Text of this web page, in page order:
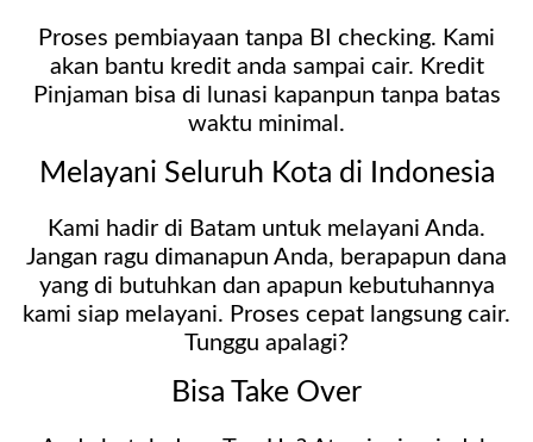
Proses pembiayaan tanpa BI checking. Kami
akan bantu kredit anda sampai cair. Kredit
Pinjaman bisa di lunasi kapanpun tanpa batas
waktu minimal.
Melayani Seluruh Kota di Indonesia
Kami hadir di Batam untuk melayani Anda.
Jangan ragu dimanapun Anda, berapapun dana
yang di butuhkan dan apapun kebutuhannya
kami siap melayani. Proses cepat langsung cair.
Tunggu apalagi?
Bisa Take Over